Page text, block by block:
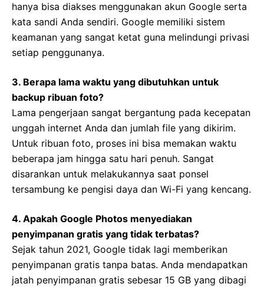
hanya bisa diakses menggunakan akun Google serta
kata sandi Anda sendiri. Google memiliki sistem
keamanan yang sangat ketat guna melindungi privasi
setiap penggunanya.
3. Berapa lama waktu yang dibutuhkan untuk
backup ribuan foto?
Lama pengerjaan sangat bergantung pada kecepatan
unggah internet Anda dan jumlah file yang dikirim.
Untuk ribuan foto, proses ini bisa memakan waktu
beberapa jam hingga satu hari penuh. Sangat
disarankan untuk melakukannya saat ponsel
tersambung ke pengisi daya dan Wi-Fi yang kencang.
4. Apakah Google Photos menyediakan
penyimpanan gratis yang tidak terbatas?
Sejak tahun 2021, Google tidak lagi memberikan
penyimpanan gratis tanpa batas. Anda mendapatkan
jatah penyimpanan gratis sebesar 15 GB yang dibagi